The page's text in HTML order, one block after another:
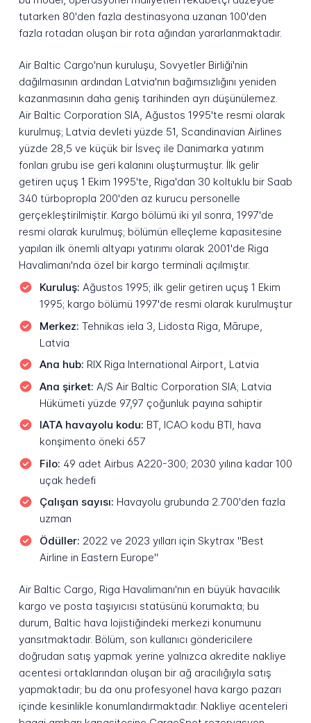
tutarken 80'den fazla destinasyona uzanan 100'den
fazla rotadan oluşan bir rota ağından yararlanmaktadır.
Air Baltic Cargo'nun kuruluşu, Sovyetler Birliği'nin
dağılmasının ardından Latvia'nın bağımsızlığını yeniden
kazanmasının daha geniş tarihinden ayrı düşünülemez.
Air Baltic Corporation SIA, Ağustos 1995'te resmi olarak
kurulmuş; Latvia devleti yüzde 51, Scandinavian Airlines
yüzde 28,5 ve küçük bir İsveç ile Danimarka yatırım
fonları grubu ise geri kalanını oluşturmuştur. İlk gelir
getiren uçuş 1 Ekim 1995'te, Riga'dan 30 koltuklu bir Saab
340 türbopropla 200'den az kurucu personelle
gerçekleştirilmiştir. Kargo bölümü iki yıl sonra, 1997'de
resmi olarak kurulmuş; bölümün elleçleme kapasitesine
yapılan ilk önemli altyapı yatırımı olarak 2001'de Riga
Havalimanı'nda özel bir kargo terminali açılmıştır.
Kuruluş: Ağustos 1995; ilk gelir getiren uçuş 1 Ekim
1995; kargo bölümü 1997'de resmi olarak kurulmuştur
Merkez: Tehnikas iela 3, Lidosta Riga, Mārupe,
Latvia
Ana hub: RIX Riga International Airport, Latvia
Ana şirket: A/S Air Baltic Corporation SIA; Latvia
Hükümeti yüzde 97,97 çoğunluk payına sahiptir
IATA havayolu kodu: BT, ICAO kodu BTI, hava
konşimento öneki 657
Filo: 49 adet Airbus A220-300; 2030 yılına kadar 100
uçak hedefi
Çalışan sayısı: Havayolu grubunda 2.700'den fazla
uzman
Ödüller: 2022 ve 2023 yılları için Skytrax "Best
Airline in Eastern Europe"
Air Baltic Cargo, Riga Havalimanı'nın en büyük havacılık
kargo ve posta taşıyıcısı statüsünü korumakta; bu
durum, Baltic hava lojistiğindeki merkezi konumunu
yansıtmaktadır. Bölüm, son kullanıcı göndericilere
doğrudan satış yapmak yerine yalnızca akredite nakliye
acentesi ortaklarından oluşan bir ağ aracılığıyla satış
yapmaktadır; bu da onu profesyonel hava kargo pazarı
içinde kesinlikle konumlandırmaktadır. Nakliye acenteleri